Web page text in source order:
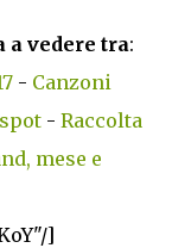
a vedere tra:
- Canzoni
- Raccolta
mese e
]